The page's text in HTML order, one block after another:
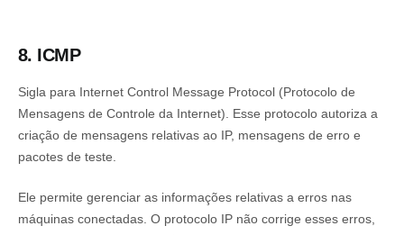
8. ICMP
Sigla para Internet Control Message Protocol (Protocolo de
Mensagens de Controle da Internet). Esse protocolo autoriza a
criação de mensagens relativas ao IP, mensagens de erro e
pacotes de teste.
Ele permite gerenciar as informações relativas a erros nas
máquinas conectadas. O protocolo IP não corrige esses erros,